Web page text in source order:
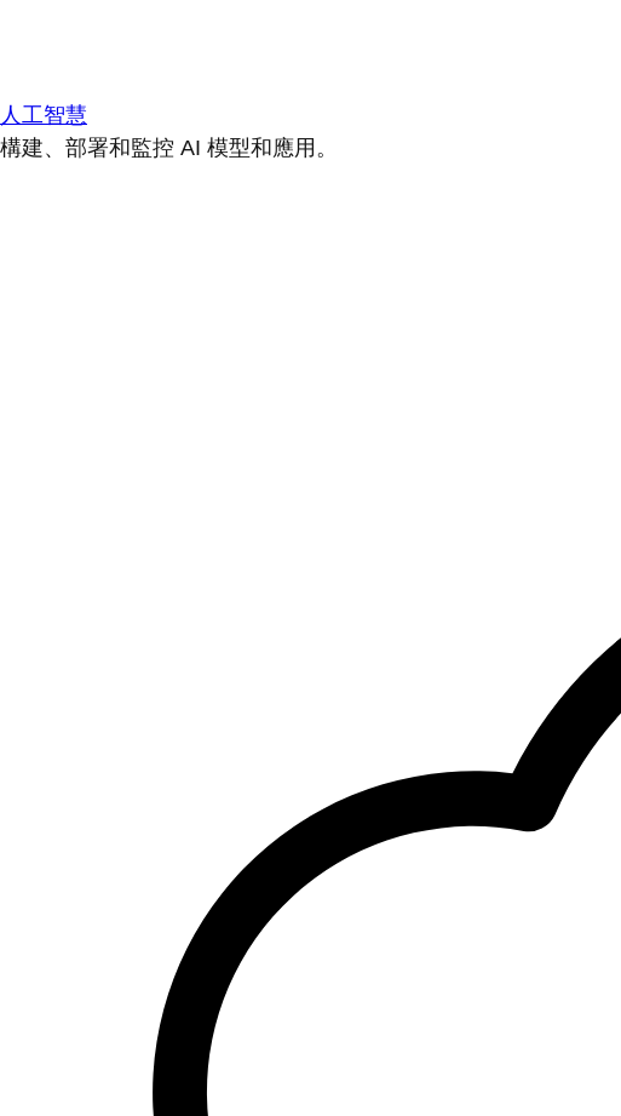
人工智慧
構建、部署和監控 AI 模型和應用。